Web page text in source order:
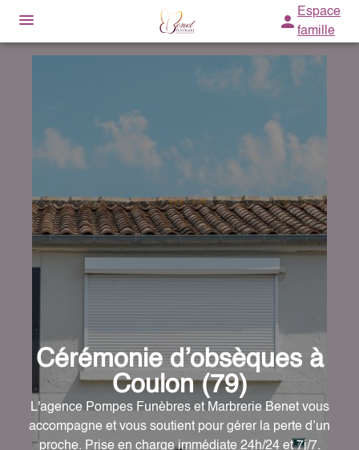
Espace
famille
ORGANISER DES OBSÈQUES
PRÉVOIR SES OBSÈQUES
SERVICES AUX FAMILLES
NOTRE CHAMBRE FUNERAIRE
Cérémonie d’obsèques à
Coulon (79)
L'agence Pompes Funèbres et Marbrerie Benet vous
accompagne et vous soutient pour gérer la perte d’un
proche. Prise en charge immédiate 24h/24 et 7j/7.